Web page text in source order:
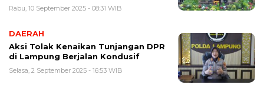
Rabu, 10 September 2025 - 08:31 WIB
DAERAH
Aksi Tolak Kenaikan Tunjangan DPR
di Lampung Berjalan Kondusif
Selasa, 2 September 2025 - 16:53 WIB